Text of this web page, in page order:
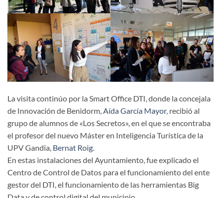
La visita continúo por la Smart Office DTI, donde la concejala
de Innovación de Benidorm,Aída García Mayor, recibió al
grupo de alumnos de «Los Secretos», en el que se encontraba
el profesor del nuevo Máster en Inteligencia Turística de la
UPV Gandia, Bernat Roig.
En estas instalaciones del Ayuntamiento, fue explicado el
Centro de Control de Datos para el funcionamiento del ente
gestor del DTI, el funcionamiento de las herramientas Big